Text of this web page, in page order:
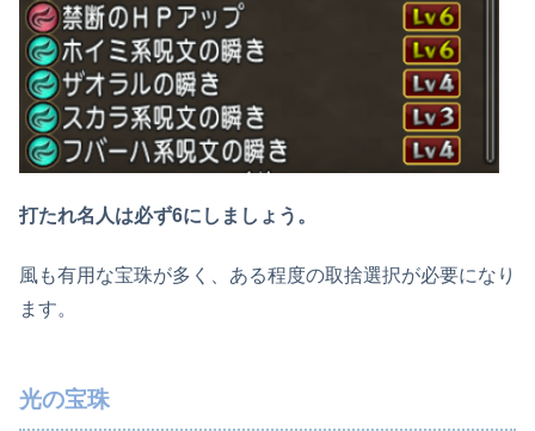
打たれ名人は必ず6にしましょう。
風も有用な宝珠が多く、ある程度の取捨選択が必要になり
ます。
光の宝珠